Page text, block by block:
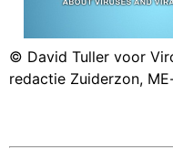
© David Tuller voor
redactie Zuiderzon,